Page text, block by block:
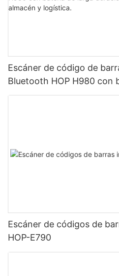
Escáner de código de
Bluetooth HOP H980 con
duración de 2800 mAh
Escáner de códigos de
HOP-E790